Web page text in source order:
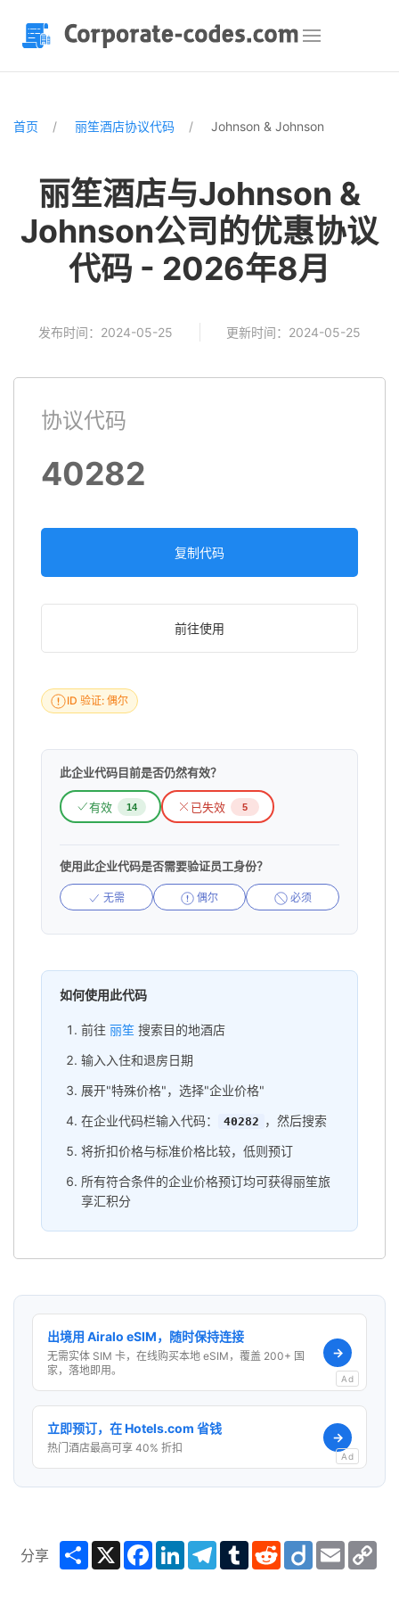
首页 丽笙酒店协议代码 Johnson & Johnson
丽笙酒店与Johnson &
Johnson公司的优惠协议
代码 - 2026年8月
发布时间：2024-05-25 更新时间：2024-05-25
协议代码
40282
复制代码
前往使用
ID 验证: 偶尔
此企业代码目前是否仍然有效？
有效 14 已失效 5
使用此企业代码是否需要验证员工身份？
无需 偶尔 必须
如何使用此代码
前往 丽笙 搜索目的地酒店
输入入住和退房日期
展开"特殊价格"，选择"企业价格"
在企业代码栏输入代码：
40282 ，然后搜索
将折扣价格与标准价格比较，低则预订
所有符合条件的企业价格预订均可获得丽笙旅
享汇积分
出境用 Airalo eSIM，随时保持连接
无需实体 SIM 卡，在线购买本地 eSIM，覆盖 200+ 国
家，落地即用。
→
Ad
立即预订，在 Hotels.com 省钱
热门酒店最高可享 40% 折扣
→
Ad
分享 ShareX Facebook
LinkedInTelegram
TumblrRedditDiigo Email